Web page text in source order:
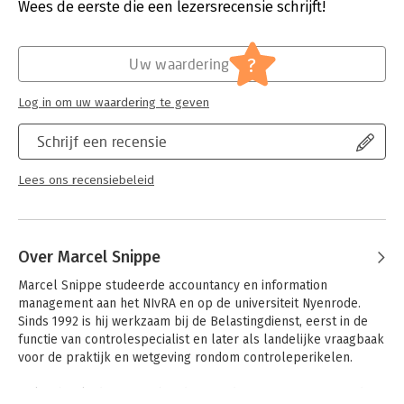
De bundel biedt verhelderende inzichten voor iedereen die te
aan de Belastingdienst en/of andere bestuursorganen.
Uitgever:
Wolters Kluwer Nederland B.V.
Hoofdrubriek:
Jongbloed:
Serie:
Fiscale monografieën
Wees de eerste die een lezersrecensie schrijft!
Schrijf een recensie
Lees ons recensiebeleid
Uw waardering ?
Log in om uw waardering te geven
Over Marcel Snippe
Marcel Snippe studeerde accountancy en information
management aan het NIvRA en op de universiteit Nyenrode.
Sinds 1992 is hij werkzaam bij de Belastingdienst, eerst in de
functie van controlespecialist en later als landelijke vraagbaak
voor de praktijk en wetgeving rondom controleperikelen.